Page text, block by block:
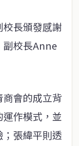
校長頒發感謝
副校長Anne
會的成立背
作模式，並
張緯平則透